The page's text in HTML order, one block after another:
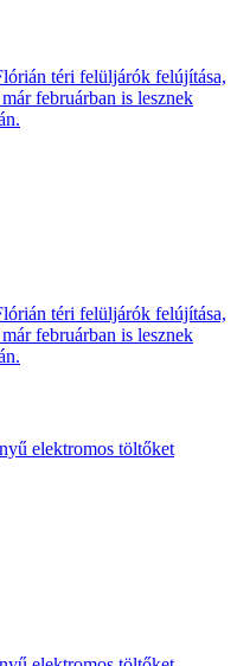
téri felüljárók felújítása,
februárban is lesznek
téri felüljárók felújítása,
februárban is lesznek
elektromos töltőket